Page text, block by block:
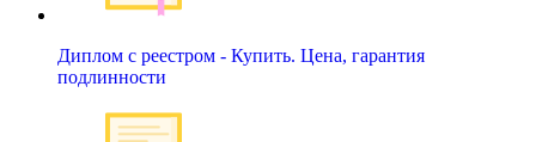
Диплом с реестром - Купить. Цена, гарантия
подлинности